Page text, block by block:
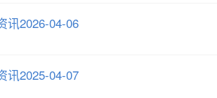
讯2026-04-06
讯2025-04-07